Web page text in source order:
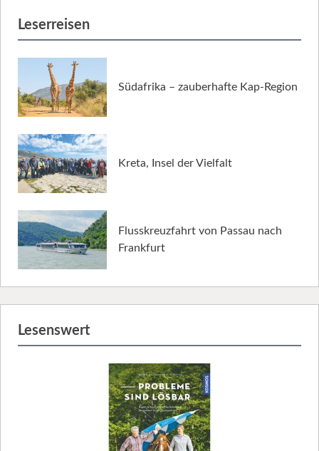
Leserreisen
Südafrika – zauberhafte Kap-Region
Kreta, Insel der Vielfalt
Flusskreuzfahrt von Passau nach
Frankfurt
Lesenswert